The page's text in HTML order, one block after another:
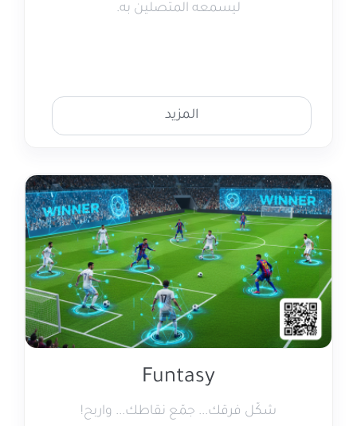
ليسمعه المتصلين به.
المزيد
Funtasy
شكّل فرقك... جمّع نقاطك... واربح!